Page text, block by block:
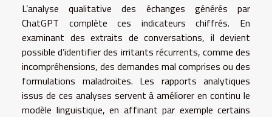
L’analyse qualitative des échanges générés par
ChatGPT complète ces indicateurs chiffrés. En
examinant des extraits de conversations, il devient
possible d’identifier des irritants récurrents, comme des
incompréhensions, des demandes mal comprises ou des
formulations maladroites. Les rapports analytiques
issus de ces analyses servent à améliorer en continu le
modèle linguistique, en affinant par exemple certains